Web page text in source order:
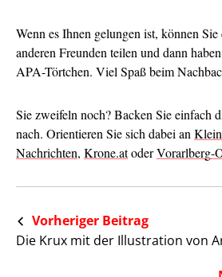
Wenn es Ihnen gelungen ist, können Sie
anderen Freunden teilen und dann
APA-Törtchen. Viel Spaß beim
Sie zweifeln noch? Backen Sie einfach
nach. Orientieren Sie sich dabei an
Nachrichten, Krone.atoderVorarlberg-
Vorheriger Beitrag
Die Krux mit der Illustration von